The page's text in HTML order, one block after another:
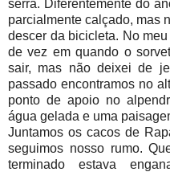
serra. Diferentemente do
parcialmente calçado, mas
descer da bicicleta. No
de vez em quando o
sair, mas não deixei de
passado encontramos no
ponto de apoio no
água gelada e uma
Juntamos os cacos de
seguimos nosso rumo.
terminado estava